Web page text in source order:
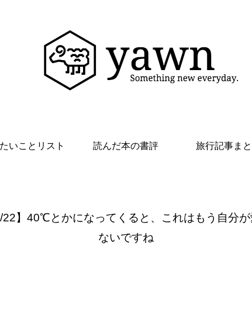
いことリスト 読んだ本の書評 旅行記事ま
22】40℃とかになってくると、これはもう自分
ないですね